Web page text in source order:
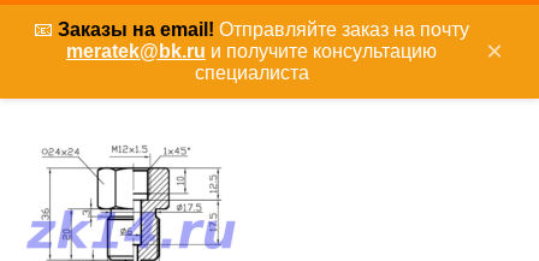
📧 Заказы на email! Отправляйте заказ на почту
meratek@bk.ru и получите консультацию
специалиста
×